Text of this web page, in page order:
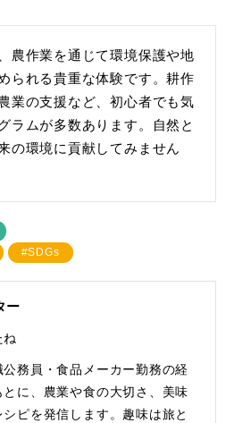
農作業を通じて環境保護や地
られる貴重な体験です。耕作
業の支援など、初心者でも気
ラムが多数あります。自然と
の環境に貢献してみません
#SDGs
ー
ね
公務員・食品メーカー勤務の経
とに、農業や食の大切さ、美味
シピを発信します。趣味は旅と